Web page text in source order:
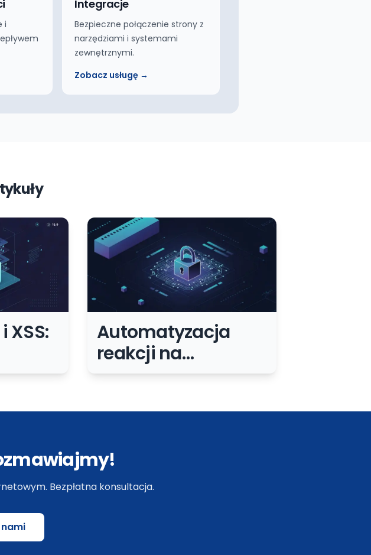
i
Integracje
Bezpieczne połączenie strony z
narzędziami i systemami
zewnętrznymi.
Zobacz usługę →
XSS:
Automatyzacja
reakcji na
incydenty
szybciej, ale bez
Bezpłatna konsultacja.